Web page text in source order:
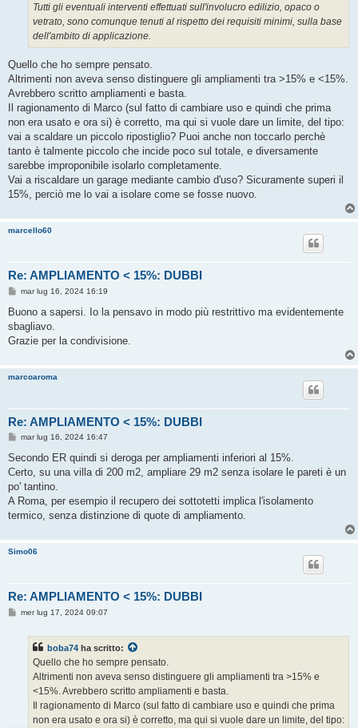
Tutti gli eventuali interventi effettuati sull'involucro edilizio, opaco o
vetrato, sono comunque tenuti al rispetto dei requisiti minimi, sulla base
dell'ambito di applicazione.
Quello che ho sempre pensato.
Altrimenti non aveva senso distinguere gli ampliamenti tra >15% e <15%.
Avrebbero scritto ampliamenti e basta.
Il ragionamento di Marco (sul fatto di cambiare uso e quindi che prima
non era usato e ora si) è corretto, ma qui si vuole dare un limite, del tipo:
vai a scaldare un piccolo ripostiglio? Puoi anche non toccarlo perchè
tanto è talmente piccolo che incide poco sul totale, e diversamente
sarebbe improponibile isolarlo completamente.
Vai a riscaldare un garage mediante cambio d'uso? Sicuramente superi il
15%, perciò me lo vai a isolare come se fosse nuovo.
marcello60
Re: AMPLIAMENTO < 15%: DUBBI
M
s
a
g
o
mar lug 16, 2024 16:19
Buono a sapersi. Io la pensavo in modo più restrittivo ma evidentemente
sbagliavo.
Grazie per la condivisione.
marcoaroma
Re: AMPLIAMENTO < 15%: DUBBI
M
s
a
g
i
o
mar lug 16, 2024 16:47
Secondo ER quindi si deroga per ampliamenti inferiori al 15%.
Certo, su una villa di 200 m2, ampliare 29 m2 senza isolare le pareti è un
po' tantino.
A Roma, per esempio il recupero dei sottotetti implica l'isolamento
termico, senza distinzione di quote di ampliamento.
Simo06
Re: AMPLIAMENTO < 15%: DUBBI
Mmer lug 17, 2024 09:07
boba74 ha scritto:
Quello che ho sempre pensato.
Altrimenti non aveva senso distinguere gli ampliamenti tra >15% e
<15%. Avrebbero scritto ampliamenti e basta.
Il ragionamento di Marco (sul fatto di cambiare uso e quindi che prima
non era usato e ora si) è corretto, ma qui si vuole dare un limite, del tipo: